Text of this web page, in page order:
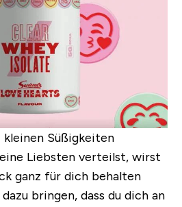
kleinen Süßigkeiten
Liebsten verteilst, wirst
ganz für dich behalten
bringen, dass du dich an